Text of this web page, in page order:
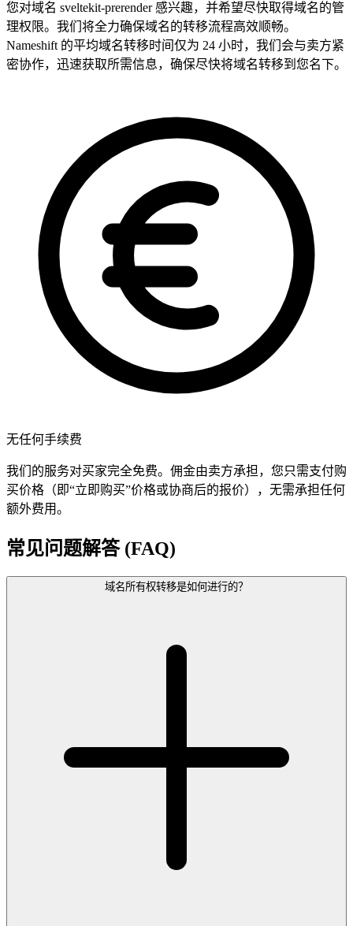
您对域名 sveltekit-prerender 感兴趣，并希望尽快取得域名的管
理权限。我们将全力确保域名的转移流程高效顺畅。
Nameshift 的平均域名转移时间仅为 24 小时，我们会与卖方紧
密协作，迅速获取所需信息，确保尽快将域名转移到您名下。
无任何手续费
我们的服务对买家完全免费。佣金由卖方承担，您只需支付购
买价格（即“立即购买”价格或协商后的报价），无需承担任何
额外费用。
常见问题解答 (FAQ)
域名所有权转移是如何进行的？